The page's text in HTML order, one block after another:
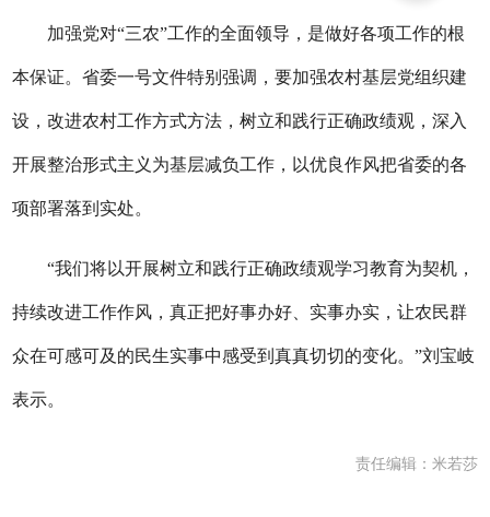
加强党对“三农”工作的全面领导，是做好各项工作的根
本保证。省委一号文件特别强调，要加强农村基层党组织建
设，改进农村工作方式方法，树立和践行正确政绩观，深入
开展整治形式主义为基层减负工作，以优良作风把省委的各
项部署落到实处。
“我们将以开展树立和践行正确政绩观学习教育为契机，
持续改进工作作风，真正把好事办好、实事办实，让农民群
众在可感可及的民生实事中感受到真真切切的变化。”刘宝岐
表示。
责任编辑：米若莎